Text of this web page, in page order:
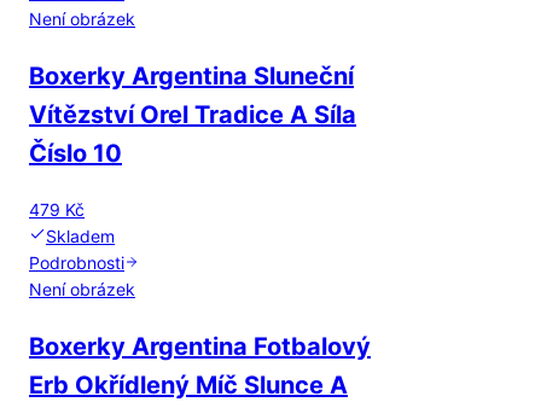
Není obrázek
Boxerky Argentina Sluneční
Vítězství Orel Tradice A Síla
Číslo 10
479 Kč
Skladem
Podrobnosti
Není obrázek
Boxerky Argentina Fotbalový
Erb Okřídlený Míč Slunce A